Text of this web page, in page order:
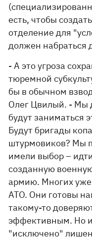
есть, чтобы
отделение для
должен набраться
- А это угроза
тюремной
бы в обычном
Олег Цвилый. - Мы
будут заниматься
Будут бригады
штурмовиков? Мы
имели выбор –
созданную
армию. Многих уже
АТО. Они готовы
такому-то
эффективным. Но
"исключено"